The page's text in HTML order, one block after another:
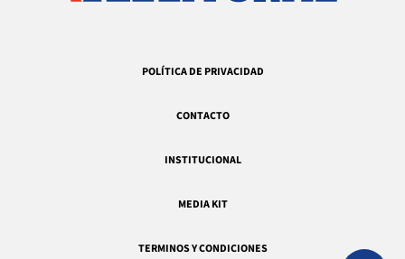
POLÍTICA DE PRIVACIDAD
CONTACTO
INSTITUCIONAL
MEDIA KIT
TERMINOS Y CONDICIONES